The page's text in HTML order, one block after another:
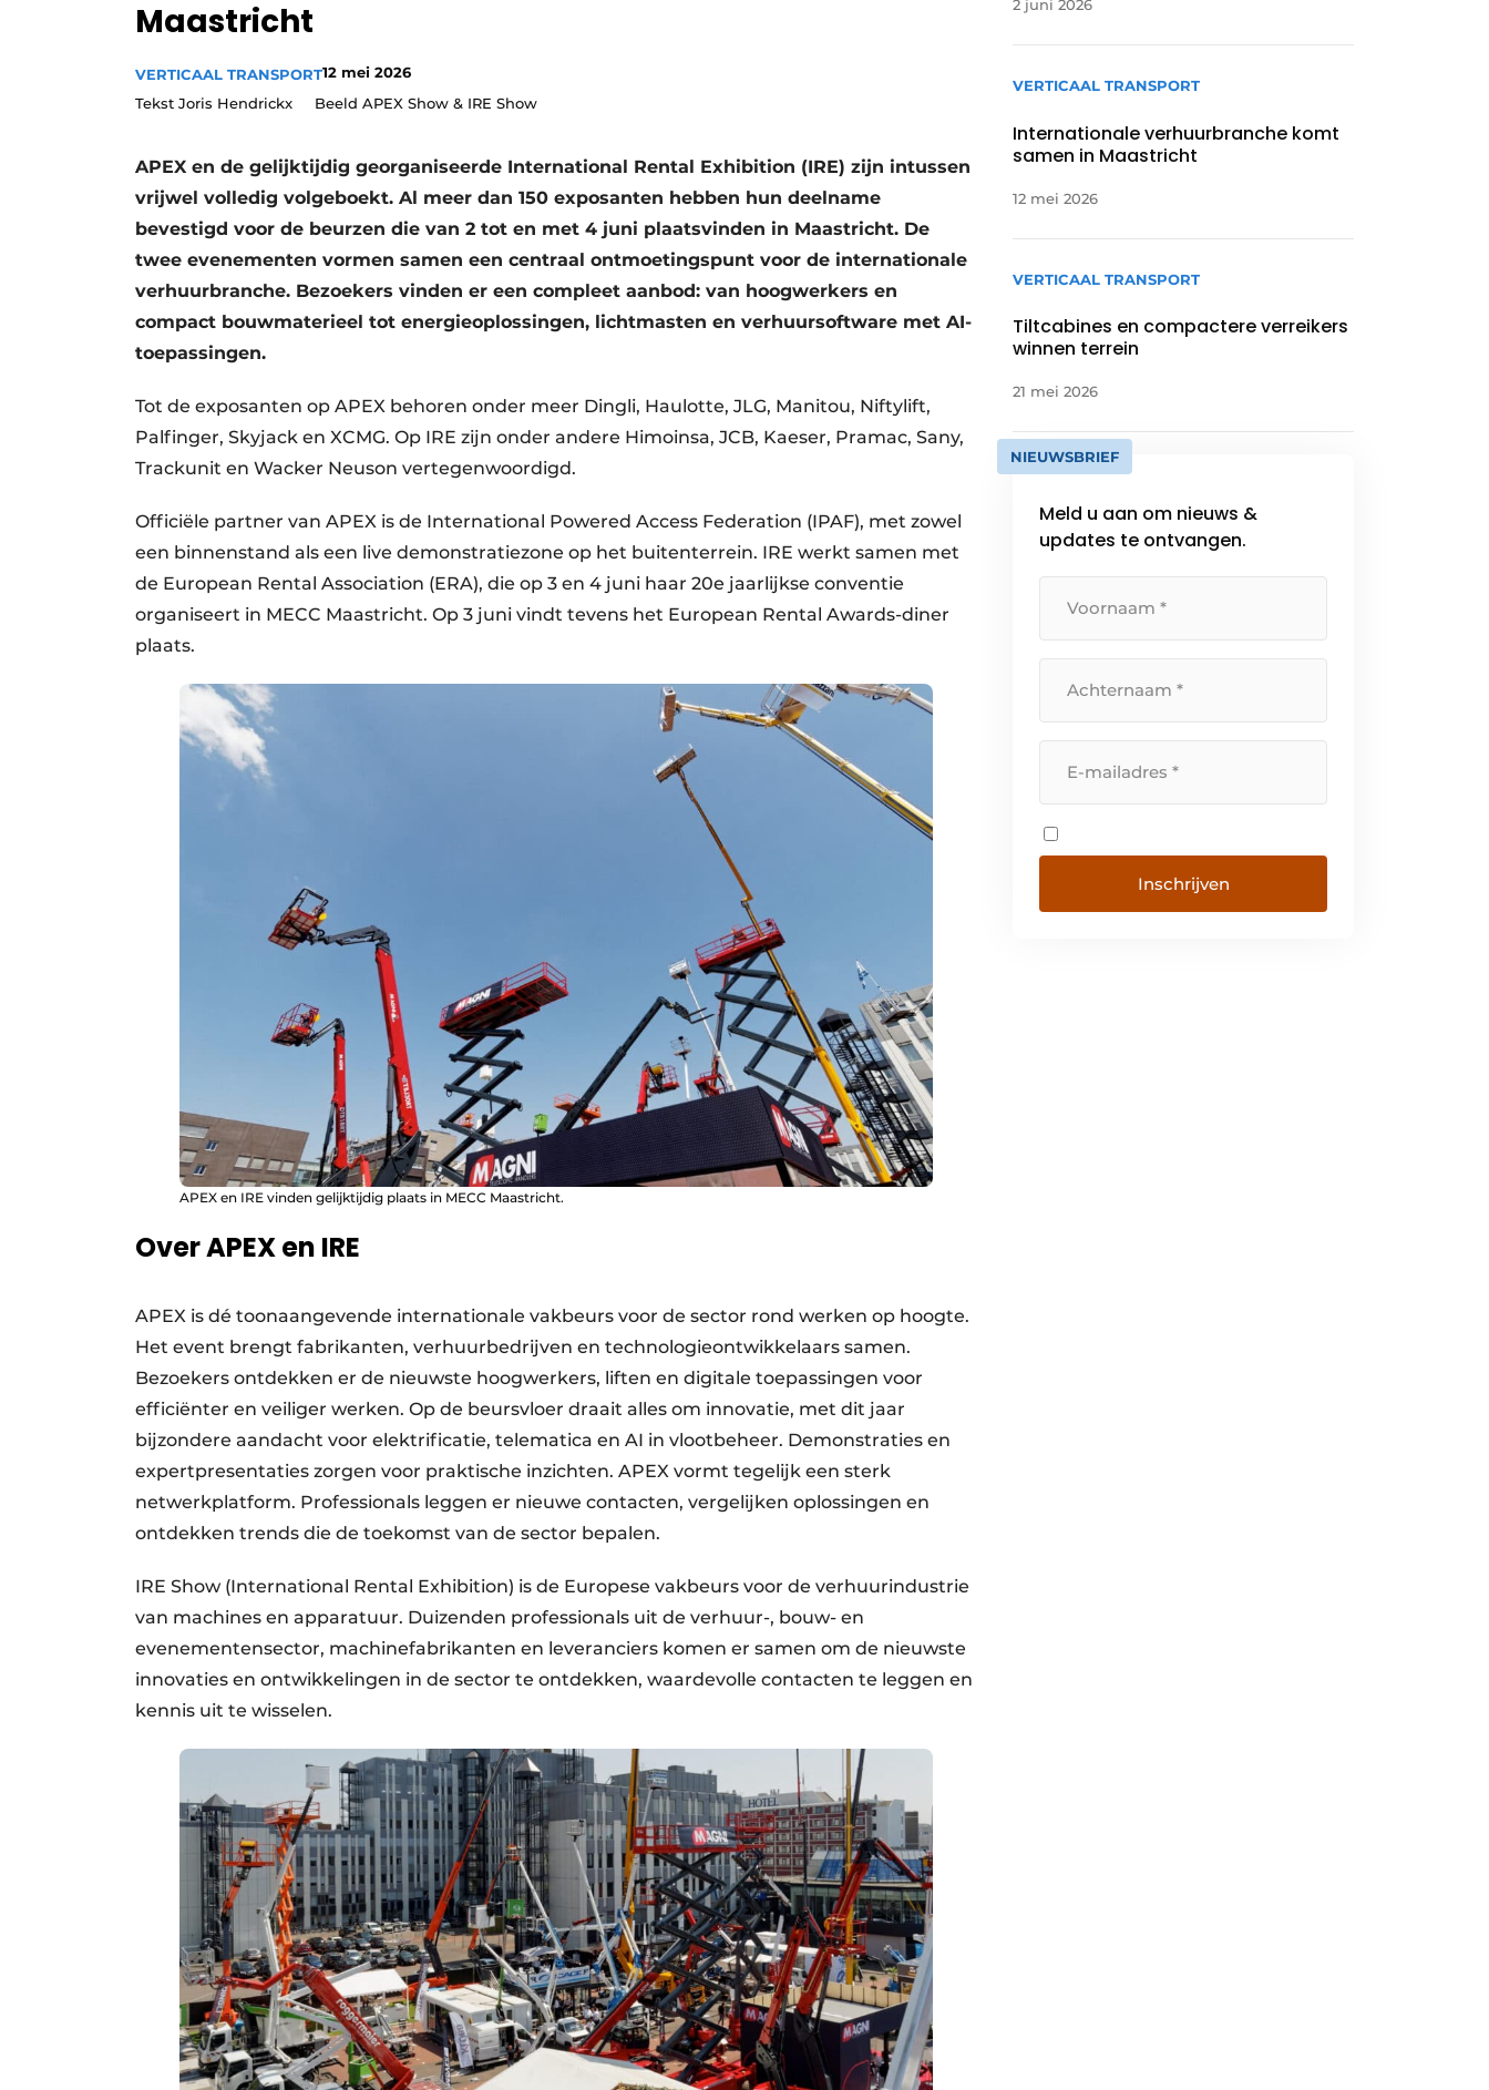
Vacature aanmelden
Video’s
Maastricht
VERTICAAL TRANSPORT12 mei 2026
Tekst Joris Hendrickx Beeld APEX Show & IRE Show
APEX en de gelijktijdig georganiseerde International Rental Exhibition (IRE) zijn intussen
vrijwel volledig volgeboekt. Al meer dan 150 exposanten hebben hun deelname
bevestigd voor de beurzen die van 2 tot en met 4 juni plaatsvinden in Maastricht. De
twee evenementen vormen samen een centraal ontmoetingspunt voor de internationale
verhuurbranche. Bezoekers vinden er een compleet aanbod: van hoogwerkers en
compact bouwmaterieel tot energieoplossingen, lichtmasten en verhuursoftware met AI-
toepassingen.
Tot de exposanten op APEX behoren onder meer Dingli, Haulotte, JLG, Manitou, Niftylift,
Palfinger, Skyjack en XCMG. Op IRE zijn onder andere Himoinsa, JCB, Kaeser, Pramac, Sany,
Trackunit en Wacker Neuson vertegenwoordigd.
Officiële partner van APEX is de International Powered Access Federation (IPAF), met zowel
een binnenstand als een live demonstratiezone op het buitenterrein. IRE werkt samen met
de European Rental Association (ERA), die op 3 en 4 juni haar 20e jaarlijkse conventie
organiseert in MECC Maastricht. Op 3 juni vindt tevens het European Rental Awards-diner
plaats.
APEX en IRE vinden gelijktijdig plaats in MECC Maastricht.
Over APEX en IRE
APEX is dé toonaangevende internationale vakbeurs voor de sector rond werken op hoogte.
Het event brengt fabrikanten, verhuurbedrijven en technologieontwikkelaars samen.
Bezoekers ontdekken er de nieuwste hoogwerkers, liften en digitale toepassingen voor
efficiënter en veiliger werken. Op de beursvloer draait alles om innovatie, met dit jaar
bijzondere aandacht voor elektrificatie, telematica en AI in vlootbeheer. Demonstraties en
expertpresentaties zorgen voor praktische inzichten. APEX vormt tegelijk een sterk
netwerkplatform. Professionals leggen er nieuwe contacten, vergelijken oplossingen en
ontdekken trends die de toekomst van de sector bepalen.
IRE Show (International Rental Exhibition) is de Europese vakbeurs voor de verhuurindustrie
van machines en apparatuur. Duizenden professionals uit de verhuur-, bouw- en
evenementensector, machinefabrikanten en leveranciers komen er samen om de nieuwste
innovaties en ontwikkelingen in de sector te ontdekken, waardevolle contacten te leggen en
kennis uit te wisselen.
2 juni 2026
VERTICAAL TRANSPORT
Internationale verhuurbranche komt
samen in Maastricht
12 mei 2026
VERTICAAL TRANSPORT
Tiltcabines en compactere verreikers
winnen terrein
21 mei 2026
NIEUWSBRIEF
Meld u aan om nieuws &
updates te ontvangen.